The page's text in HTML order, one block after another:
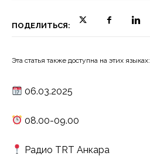
ПОДЕЛИТЬСЯ:
Эта статья также доступна на этих языках:
06.03.2025
08.00-09.00
Радио TRT Анкара